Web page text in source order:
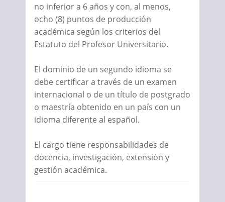
no inferior a 6 años y con, al menos,
ocho (8) puntos de producción
académica según los criterios del
Estatuto del Profesor Universitario.
El dominio de un segundo idioma se
debe certificar a través de un examen
internacional o de un título de postgrado
o maestría obtenido en un país con un
idioma diferente al español.
El cargo tiene responsabilidades de
docencia, investigación, extensión y
gestión académica.